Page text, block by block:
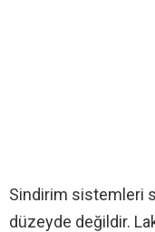
Sindirim sistemleri
düzeyde değildir.